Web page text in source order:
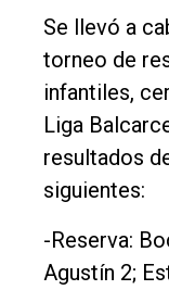
Int.
General
Política
Cultura
Entrevistas
Rural
Deportes
Se llevó a
torneo de
infantiles,
Liga
resultados
siguientes:
-Reserva:
Agustín 2;